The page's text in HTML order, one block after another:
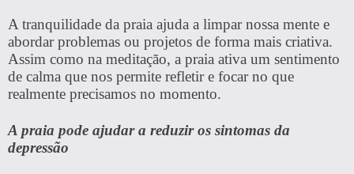
A tranquilidade da praia ajuda a limpar nossa mente e
abordar problemas ou projetos de forma mais criativa.
Assim como na meditação, a praia ativa um sentimento
de calma que nos permite refletir e focar no que
realmente precisamos no momento.
A praia pode ajudar a reduzir os sintomas da
depressão